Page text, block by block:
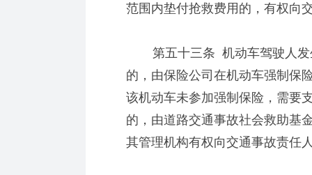
范围内垫付抢救费用的，有权向
第五十三条 机动车驾驶人发
的，由保险公司在机动车强制保
该机动车未参加强制保险，需要
的，由道路交通事故社会救助基
其管理机构有权向交通事故责任